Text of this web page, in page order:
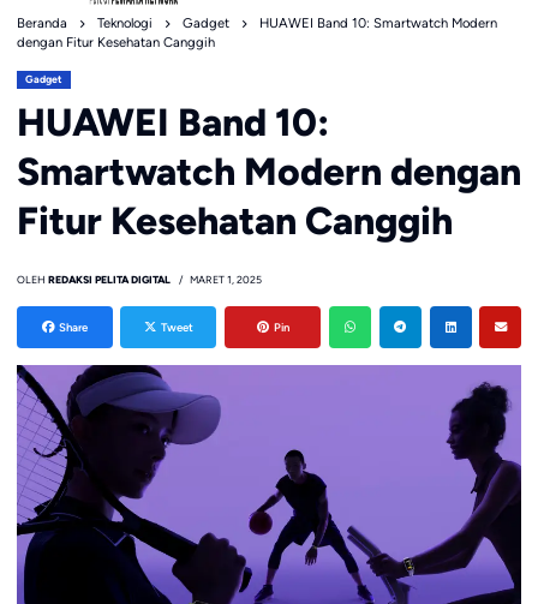
Beranda Teknologi Gadget
HUAWEI Band 10: Smartwatch Modern
dengan Fitur Kesehatan Canggih
Gadget
HUAWEI Band 10:
Smartwatch Modern dengan
Fitur Kesehatan Canggih
OLEH REDAKSI PELITA DIGITAL MARET 1, 2025
Share Tweet Pin